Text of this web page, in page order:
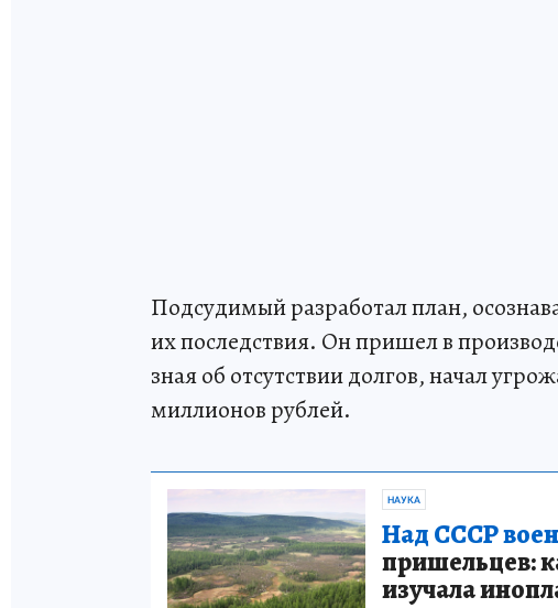
Подсудимый разработал план,
их последствия. Он пришел в
зная об отсутствии долгов, начал
миллионов рублей.
НАУКА
Над СССР
пришельцев:
изучала